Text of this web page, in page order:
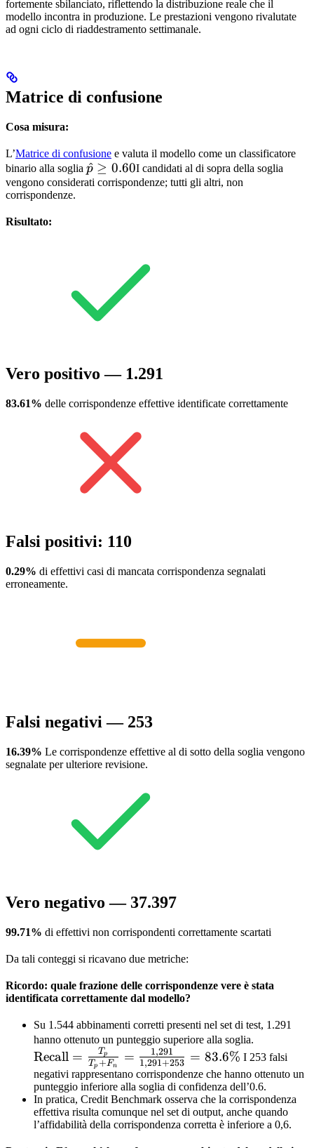
fortemente sbilanciato, riflettendo la distribuzione reale che il
modello incontra in produzione. Le prestazioni vengono rivalutate
ad ogni ciclo di riaddestramento settimanale.
Matrice di confusione
Cosa misura:
L’Matrice di confusione e valuta il modello come un classificatore
binario alla soglia \hat{p}
\geq
p
^ ≥ 0.60I candidati al di sopra della soglia
vengono considerati corrispondenze; tutti gli altri, non
corrispondenze.
Risultato:
Vero positivo — 1.291
83.61% delle corrispondenze effettive identificate correttamente
Falsi positivi: 110
0.29% di effettivi casi di mancata corrispondenza segnalati
erroneamente.
Falsi negativi — 253
16.39% Le corrispondenze effettive al di sotto della soglia vengono
segnalate per ulteriore revisione.
Vero negativo — 37.397
99.71% di effettivi non corrispondenti correttamente scartati
Da tali conteggi si ricavano due metriche:
Ricordo: quale frazione delle corrispondenze vere è stata
identificata correttamente dal modello?
Su 1.544 abbinamenti corretti presenti nel set di test, 1.291
hanno ottenuto un punteggio superiore alla soglia.
=
{T_p +
=
{1{,}291
Recall = Tp +Fn
Tp = 1,291+253
1,291 = 83.6% I 253 falsi
negativi rappresentano corrispondenze che hanno ottenuto un
punteggio inferiore alla soglia di confidenza dell’0.6.
In pratica, Credit Benchmark osserva che la corrispondenza
effettiva risulta comunque nel set di output, anche quando
l’affidabilità della corrispondenza corretta è inferiore a 0,6.